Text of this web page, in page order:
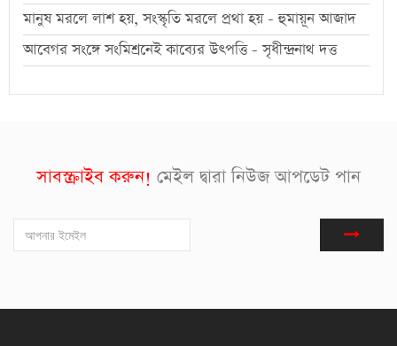
মানুষ মরলে লাশ হয়, সংস্কৃতি মরলে প্রথা হয় - হুমায়ূন আজাদ
আবেগর সংঙ্গে সংমিশ্রনেই কাব্যের উৎপত্তি - সৃধীন্দ্রনাথ দত্ত
সাবস্ক্রাইব করুন! মেইল দ্বারা নিউজ আপডেট পান